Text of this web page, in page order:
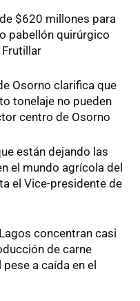
$620 millones para
pabellón quirúrgico
Osorno clarifica que
tonelaje no pueden
centro de Osorno
están dejando las
el mundo agrícola del
el Vice-presidente de
concentran casi
de carne
a caída en el